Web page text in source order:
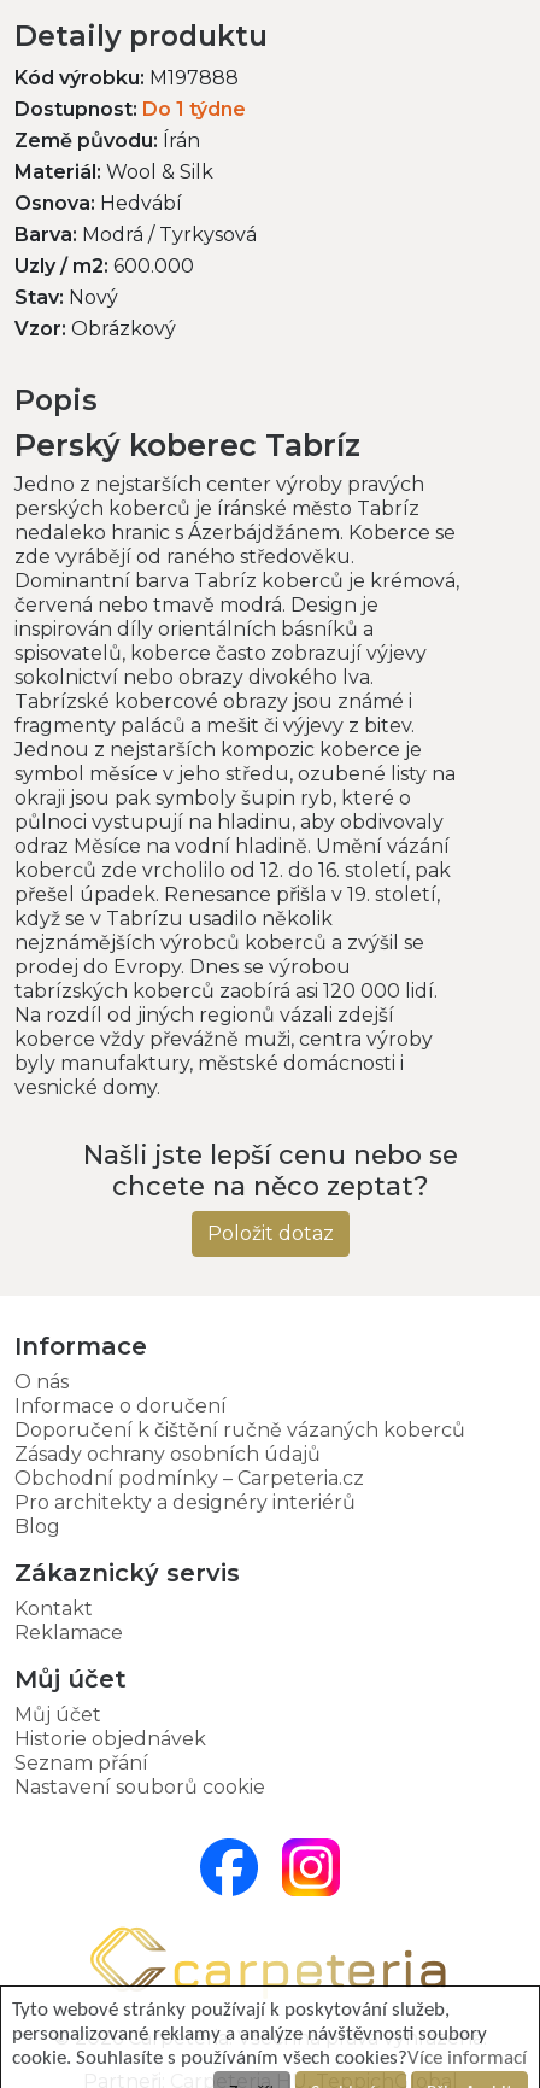
Detaily produktu
Kód výrobku: M197888
Dostupnost: Do 1 týdne
Země původu: Írán
Materiál: Wool & Silk
Osnova: Hedvábí
Barva: Modrá / Tyrkysová
Uzly / m2: 600.000
Stav: Nový
Vzor: Obrázkový
Popis
Perský koberec Tabríz
Jedno z nejstarších center výroby pravých
perských koberců je íránské město Tabríz
nedaleko hranic s Ázerbájdžánem. Koberce se
zde vyrábějí od raného středověku.
Dominantní barva Tabríz koberců je krémová,
červená nebo tmavě modrá. Design je
inspirován díly orientálních básníků a
spisovatelů, koberce často zobrazují výjevy
sokolnictví nebo obrazy divokého lva.
Tabrízské kobercové obrazy jsou známé i
fragmenty paláců a mešit či výjevy z bitev.
Jednou z nejstarších kompozic koberce je
symbol měsíce v jeho středu, ozubené listy na
okraji jsou pak symboly šupin ryb, které o
půlnoci vystupují na hladinu, aby obdivovaly
odraz Měsíce na vodní hladině. Umění vázání
koberců zde vrcholilo od 12. do 16. století, pak
přešel úpadek. Renesance přišla v 19. století,
když se v Tabrízu usadilo několik
nejznámějších výrobců koberců a zvýšil se
prodej do Evropy. Dnes se výrobou
tabrízských koberců zaobírá asi 120 000 lidí.
Na rozdíl od jiných regionů vázali zdejší
koberce vždy převážně muži, centra výroby
byly manufaktury, městské domácnosti i
vesnické domy.
Našli jste lepší cenu nebo se
chcete na něco zeptat?
Položit dotaz
Informace
O nás
Informace o doručení
Doporučení k čištění ručně vázaných koberců
Zásady ochrany osobních údajů
Obchodní podmínky – Carpeteria.cz
Pro architekty a designéry interiérů
Blog
Zákaznický servis
Kontakt
Reklamace
Můj účet
Můj účet
Historie objednávek
Seznam přání
Nastavení souborů cookie
© 2026 Carpeteria. Všechna práva vyhrazena.
Carpeteria HU ,TeppichGlobal
Tyto webové stránky používají k poskytování služeb,
personalizované reklamy a analýze návštěvnosti soubory
cookie. Souhlasíte s používáním všech cookies?Více informací